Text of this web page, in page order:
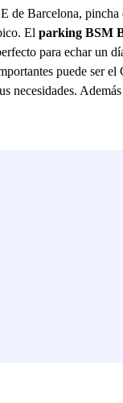
de Barcelona, pincha
El parking BSM
para echar un
puede
necesidades.